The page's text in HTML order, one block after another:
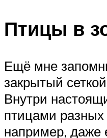
Птицы в
Ещё мне
закрытый
Внутри
птицами разных
например, даже